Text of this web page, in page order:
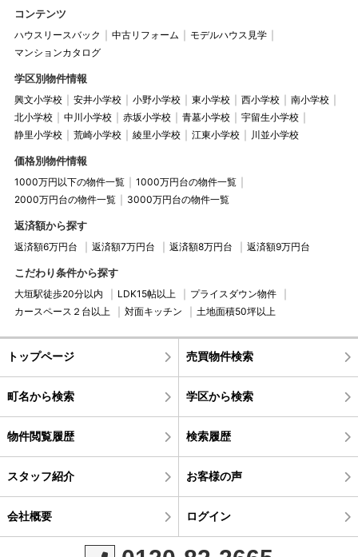
コンテンツ
ハウスリースバック 中古リフォーム
モデルハウス見学
マンションカタログ
学区別物件情報
興文小学校 安井小学校 小野小学校 東小学校 西小学校
南小学校
北小学校
中川小学校 赤坂小学校 青墓小学校
宇留生小学校
静里小学校
荒崎小学校 綾里小学校 江東小学校 川並小学校
価格別物件情報
1000万円以下の物件一覧
1000万円台の物件一覧
2000万円台の物件一覧
3000万円台の物件一覧
返済額から探す
返済額6万円台 返済額7万円台 返済額8万円台 返済額9万円台
こだわり条件から探す
大垣駅徒歩20分以内 LDK15帖以上
プライスダウン物件
カースペース２台以上
対面キッチン 土地面積50坪以上
トップページ 売買物件検索
町名から検索 学区から検索
物件閲覧履歴 検索履歴
スタッフ紹介 お客様の声
会社概要 ログイン